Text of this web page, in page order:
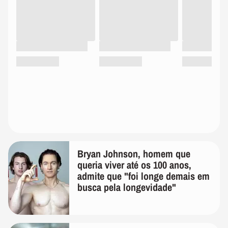
Bryan Johnson, homem que
queria viver até os 100 anos,
admite que "foi longe demais em
busca pela longevidade"